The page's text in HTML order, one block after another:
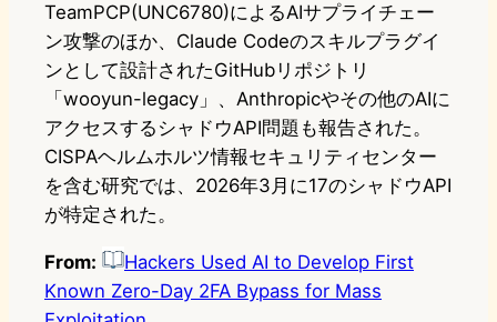
TeamPCP(UNC6780)によるAIサプライチェー
ン攻撃のほか、Claude Codeのスキルプラグイ
ンとして設計されたGitHubリポジトリ
「wooyun-legacy」、Anthropicやその他のAIに
アクセスするシャドウAPI問題も報告された。
CISPAヘルムホルツ情報セキュリティセンター
を含む研究では、2026年3月に17のシャドウAPI
が特定された。
From:
Hackers Used AI to Develop First
Known Zero-Day 2FA Bypass for Mass